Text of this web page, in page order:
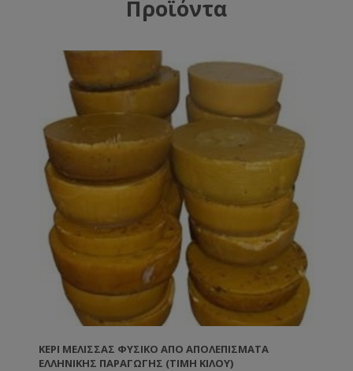
Προϊόντα
ΚΕΡΊ ΜΈΛΙΣΣΑΣ ΦΥΣΙΚΌ ΑΠΌ ΑΠΟΛΕΠΊΣΜΑΤΑ
ΕΛΛΗΝΙΚΉΣ ΠΑΡΑΓΩΓΉΣ (ΤΙΜΉ ΚΙΛΟΎ)